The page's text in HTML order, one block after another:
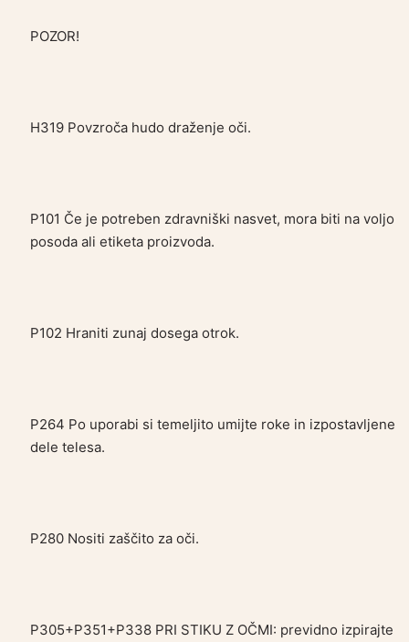
POZOR!
H319 Povzroča hudo draženje oči.
P101 Če je potreben zdravniški nasvet, mora biti na voljo
posoda ali etiketa proizvoda.
P102 Hraniti zunaj dosega otrok.
P264 Po uporabi si temeljito umijte roke in izpostavljene
dele telesa.
P280 Nositi zaščito za oči.
P305+P351+P338 PRI STIKU Z OČMI: previdno izpirajte